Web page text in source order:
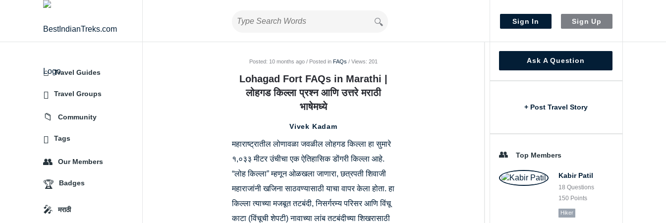
Sign In Sign Up
BestIndianTreks.com
BestIndianTreks.com
Latest
Posted: 10 months ago Posted in FAQs Views: 201
Lohagad Fort FAQs in Marathi |
लोहगड किल्ला प्रश्न आणि उत्तरे मराठी
भाषेमध्ये
Vivek Kadam
महाराष्ट्रातील लोणावळा जवळील लोहगड किल्ला हा सुमारे
१,०३३ मीटर उंचीचा एक ऐतिहासिक डोंगरी किल्ला आहे.
“लोह किल्ला” म्हणून ओळखला जाणारा, छत्रपती शिवाजी
महाराजांनी खजिना साठवण्यासाठी याचा वापर केला होता. हा
किल्ला त्याच्या मजबूत तटबंदी, निसर्गरम्य परिसर आणि विंचू
काटा (विंचूची शेपटी) नावाच्या लांब तटबंदीच्या शिखरासाठी
Sidebar
Ask A Question
+ Post Travel Story
Top Members
Kabir Patil
18 Questions
150 Points
Hiker
Explore
Travel Guides
Travel Groups
Community
Tags
Our Members
Badges
मराठी